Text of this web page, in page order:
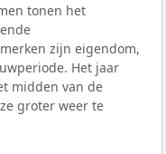
tonen het
zijn eigendom,
Het jaar
midden van de
groter weer te